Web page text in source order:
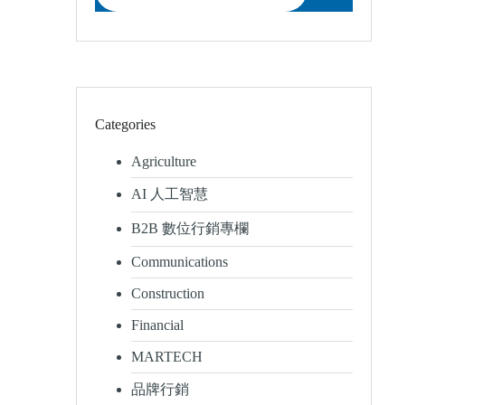
Categories
Agriculture
AI 人工智慧
B2B 數位行銷專欄
Communications
Construction
Financial
MARTECH
品牌行銷